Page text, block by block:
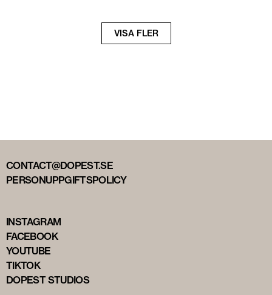
VISA FLER
Nästa
sida
CONTACT@DOPEST.SE
PERSONUPPGIFTSPOLICY
INSTAGRAM
FACEBOOK
YOUTUBE
TIKTOK
DOPEST STUDIOS